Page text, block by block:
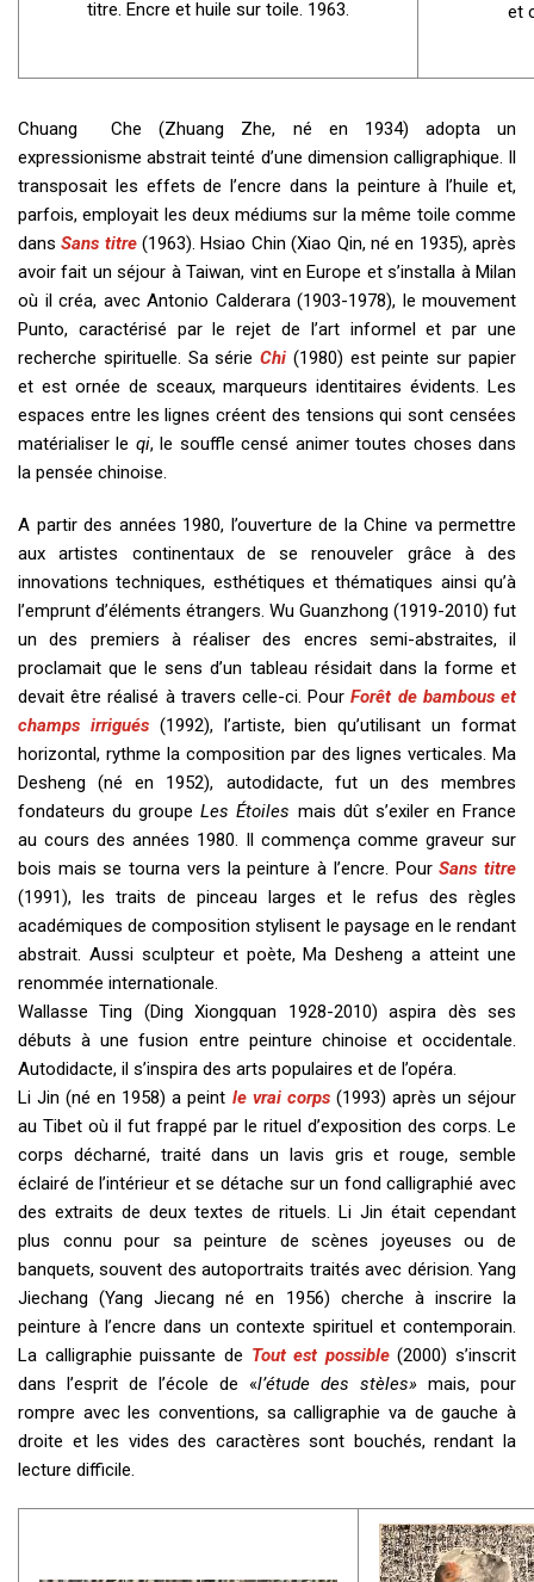
titre. Encre et huile sur toile. 1963. et
Chuang Che (Zhuang Zhe, né en 1934) adopta un
expressionisme abstrait teinté d’une dimension calligraphique. Il
transposait les effets de l’encre dans la peinture à l’huile et,
parfois, employait les deux médiums sur la même toile comme
dansSans titre(1963). Hsiao Chin (Xiao Qin, né en 1935), après
avoir fait un séjour à Taiwan, vint en Europe et s’installa à Milan
où il créa, avec Antonio Calderara (1903-1978), le mouvement
Punto, caractérisé par le rejet de l’art informel et par une
recherche spirituelle. Sa sérieChi (1980) est peinte sur papier
et est ornée de sceaux, marqueurs identitaires évidents. Les
espaces entre les lignes créent des tensions qui sont censées
matérialiser le qi, le souffle censé animer toutes choses dans
la pensée chinoise.
A partir des années 1980, l’ouverture de la Chine va permettre
aux artistes continentaux de se renouveler grâce à des
innovations techniques, esthétiques et thématiques ainsi qu’à
l’emprunt d’éléments étrangers. Wu Guanzhong (1919-2010) fut
un des premiers à réaliser des encres semi-abstraites, il
proclamait que le sens d’un tableau résidait dans la forme et
devait être réalisé à travers celle-ci. PourForêt de bambous et
champs irrigués(1992), l’artiste, bien qu’utilisant un format
horizontal, rythme la composition par des lignes verticales. Ma
Desheng (né en 1952), autodidacte, fut un des membres
fondateurs du groupeLes Étoiles mais dût s’exiler en France
au cours des années 1980. Il commença comme graveur sur
bois mais se tourna vers la peinture à l’encre. PourSans titre
(1991), les traits de pinceau larges et le refus des règles
académiques de composition stylisent le paysage en le rendant
abstrait. Aussi sculpteur et poète, Ma Desheng a atteint une
renommée internationale.
Wallasse Ting (Ding Xiongquan 1928-2010) aspira dès ses
débuts à une fusion entre peinture chinoise et occidentale.
Autodidacte, il s’inspira des arts populaires et de l’opéra.
Li Jin (né en 1958) a peint le vrai corps(1993) après un séjour
au Tibet où il fut frappé par le rituel d’exposition des corps. Le
corps décharné, traité dans un lavis gris et rouge, semble
éclairé de l’intérieur et se détache sur un fond calligraphié avec
des extraits de deux textes de rituels. Li Jin était cependant
plus connu pour sa peinture de scènes joyeuses ou de
banquets, souvent des autoportraits traités avec dérision. Yang
Jiechang (Yang Jiecang né en 1956) cherche à inscrire la
peinture à l’encre dans un contexte spirituel et contemporain.
La calligraphie puissante de Tout est possible(2000) s’inscrit
dans l’esprit de l’école de «l’étude des stèles» mais, pour
rompre avec les conventions, sa calligraphie va de gauche à
droite et les vides des caractères sont bouchés, rendant la
lecture difficile.